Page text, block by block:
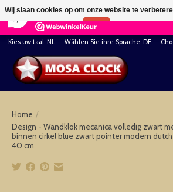
164 Reviews
Kies uw taal: NL -- Wählen Sie ihre Sprache: DE --
Home /
Design - Wandklok mecanica volledig zwart
binnen cirkel blue zwart pointer modern
40 cm
Wij slaan cookies op om onze website te
Nee